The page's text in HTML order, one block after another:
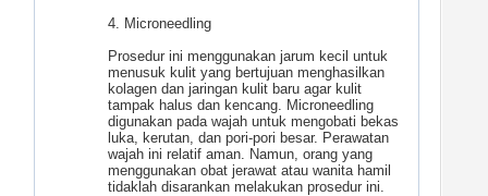
4. Microneedling
Prosedur ini menggunakan jarum kecil untuk
menusuk kulit yang bertujuan menghasilkan
kolagen dan jaringan kulit baru agar kulit
tampak halus dan kencang. Microneedling
digunakan pada wajah untuk mengobati bekas
luka, kerutan, dan pori-pori besar. Perawatan
wajah ini relatif aman. Namun, orang yang
menggunakan obat jerawat atau wanita hamil
tidaklah disarankan melakukan prosedur ini.